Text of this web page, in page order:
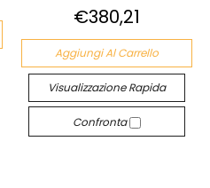
€380,21
Aggiungi Al Carrello
Visualizzazione Rapida
Confronta